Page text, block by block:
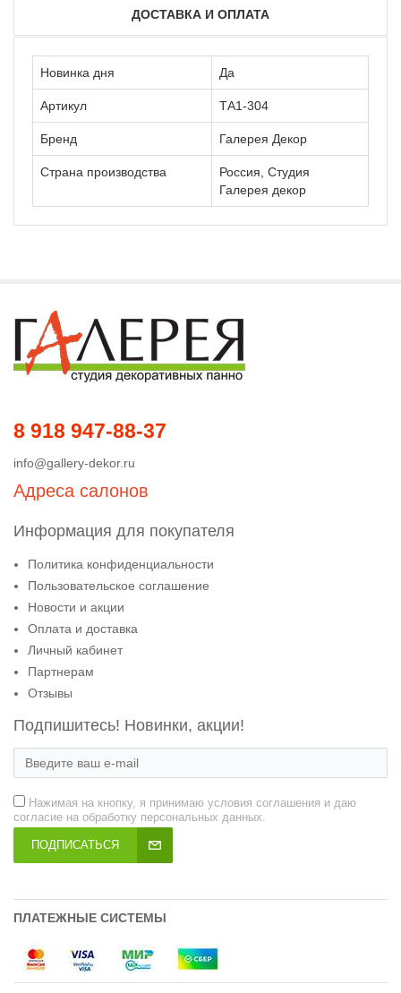
ДОСТАВКА И ОПЛАТА
Новинка дня Да
Артикул ТА1-304
Бренд Галерея Декор
Страна производства
Россия, Студия
Галерея декор
8 918 947-88-37
info@gallery-dekor.ru
Адреса салонов
Информация для покупателя
Политика конфиденциальности
Пользовательское соглашение
Новости и акции
Оплата и доставка
Личный кабинет
Партнерам
Отзывы
Подпишитесь! Новинки, акции!
Нажимая на кнопку, я принимаю условия соглашения и даю
согласие на обработку персональных данных.
ПОДПИСАТЬСЯ
ПЛАТЕЖНЫЕ СИСТЕМЫ